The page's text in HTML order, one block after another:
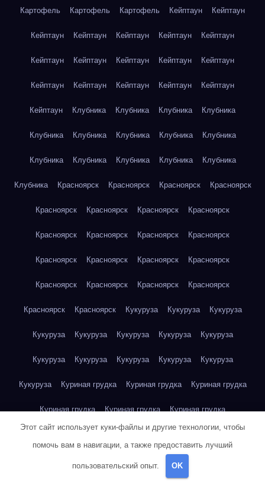
Картофель Картофель Картофель Кейптаун Кейптаун
Кейптаун Кейптаун Кейптаун Кейптаун Кейптаун
Кейптаун Кейптаун Кейптаун Кейптаун Кейптаун
Кейптаун Кейптаун Кейптаун Кейптаун Кейптаун
Кейптаун Клубника Клубника Клубника Клубника
Клубника Клубника Клубника Клубника Клубника
Клубника Клубника Клубника Клубника Клубника
Клубника Красноярск Красноярск Красноярск Красноярск
Красноярск Красноярск Красноярск Красноярск
Красноярск Красноярск Красноярск Красноярск
Красноярск Красноярск Красноярск Красноярск
Красноярск Красноярск Красноярск Красноярск
Красноярск Красноярск Кукуруза Кукуруза Кукуруза
Кукуруза Кукуруза Кукуруза Кукуруза Кукуруза
Кукуруза Кукуруза Кукуруза Кукуруза Кукуруза
Кукуруза Куриная грудка Куриная грудка Куриная грудка
Куриная грудка Куриная грудка Куриная грудка
Куриная грудка Куриная грудка
Этот сайт использует куки-файлы и другие технологии, чтобы
помочь вам в навигации, а также предоставить лучший
пользовательский опыт. OK